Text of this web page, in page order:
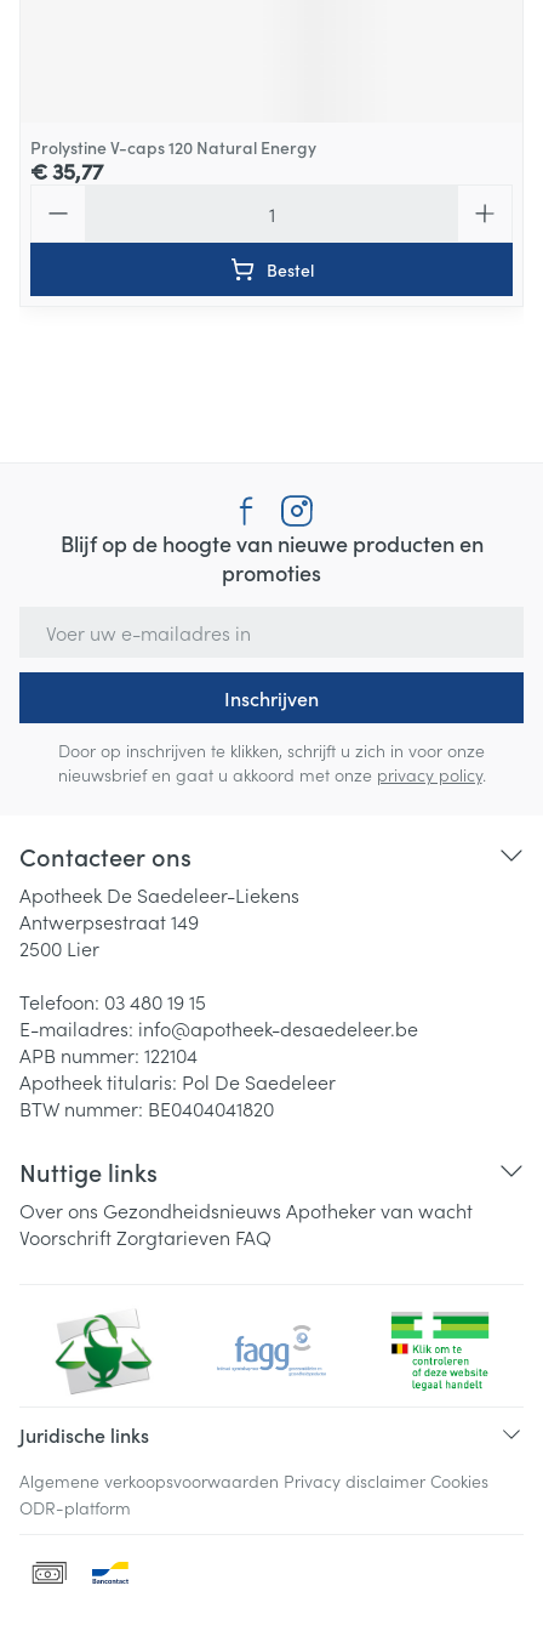
Prolystine V-caps 120 Natural Energy
€ 35,77
Bestel
Blijf op de hoogte van nieuwe producten en
promoties
Inschrijven
Door op inschrijven te klikken, schrijft u zich in voor onze
nieuwsbrief en gaat u akkoord met onze privacy policy.
Contacteer ons
Apotheek De Saedeleer-Liekens
Antwerpsestraat 149
2500 Lier
Telefoon: 03 480 19 15
E-mailadres: info@apotheek-desaedeleer.be
APB nummer: 122104
Apotheek titularis: Pol De Saedeleer
BTW nummer: BE0404041820
Nuttige links
Over ons Gezondheidsnieuws Apotheker van wacht
VoorschriftZorgtarieven FAQ
Juridische links
Algemene verkoopsvoorwaarden Privacy disclaimer Cookies
ODR-platform